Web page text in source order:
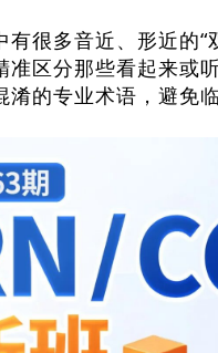
有很多音近、形近的“
准区分那些看起来或
淆的专业术语，避免